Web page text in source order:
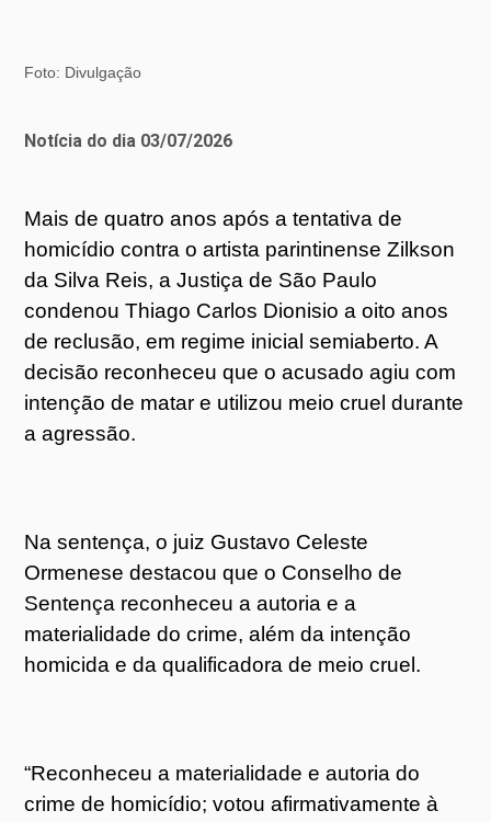
Foto: Divulgação
Notícia do dia 03/07/2026
Mais de quatro anos após a tentativa de
homicídio contra o artista parintinense Zilkson
da Silva Reis, a Justiça de São Paulo
condenou Thiago Carlos Dionisio a oito anos
de reclusão, em regime inicial semiaberto. A
decisão reconheceu que o acusado agiu com
intenção de matar e utilizou meio cruel durante
a agressão.
Na sentença, o juiz Gustavo Celeste
Ormenese destacou que o Conselho de
Sentença reconheceu a autoria e a
materialidade do crime, além da intenção
homicida e da qualificadora de meio cruel.
“Reconheceu a materialidade e autoria do
crime de homicídio; votou afirmativamente à